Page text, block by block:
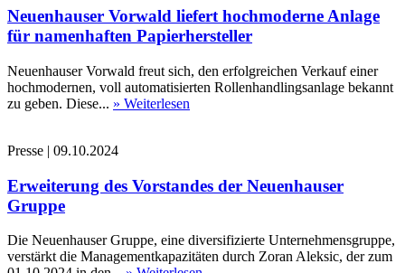
Neuenhauser Vorwald liefert hochmoderne Anlage
für namenhaften Papierhersteller
Neuenhauser Vorwald freut sich, den erfolgreichen Verkauf einer
hochmodernen, voll automatisierten Rollenhandlingsanlage bekannt
zu geben. Diese... » Weiterlesen
Presse | 09.10.2024
Erweiterung des Vorstandes der Neuenhauser
Gruppe
Die Neuenhauser Gruppe, eine diversifizierte Unternehmensgruppe,
verstärkt die Managementkapazitäten durch Zoran Aleksic, der zum